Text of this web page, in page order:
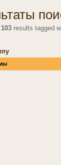
103 results tagged